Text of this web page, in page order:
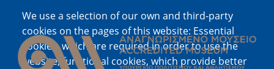
We use a selection of our own and third-party
cookies on the pages of this website: Essential
cookies, which are required in order to use the
website; functional cookies, which provide better
Image